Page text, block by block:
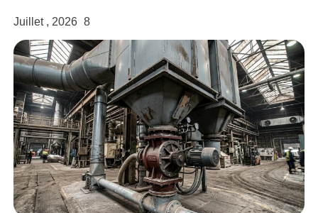
Juillet , 2026 8